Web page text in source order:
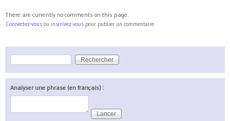
There are currently no comments on this page.
Connectez-vous ou inscrivez-vous pour publier un commentaire
Formulaire de recherche
Rechercher
Analyser une phrase (en français) :